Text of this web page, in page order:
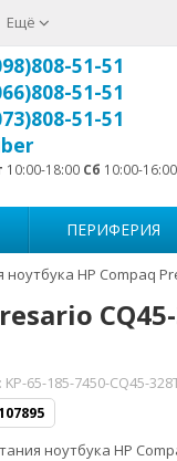
Ещё
51-51
51-51
51-51
10:00-18:00 Сб 10:00-16:00
ПЕРИФЕРИЯ
HP Compaq
KP-65-185-7450-CQ45-
ноутбука HP